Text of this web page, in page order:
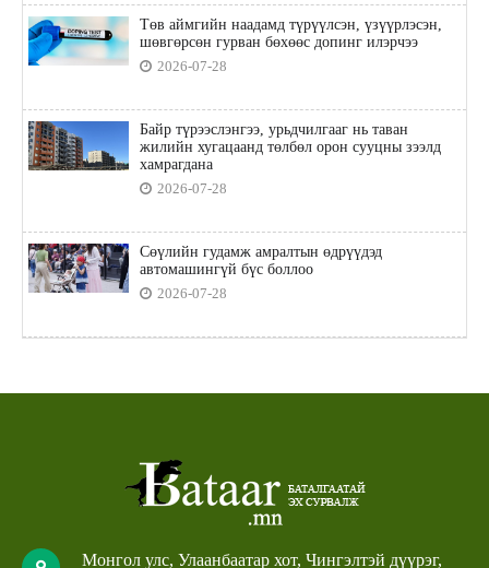
Төв аймгийн наадамд түрүүлсэн, үзүүрлэсэн,
шөвгөрсөн гурван бөхөөс допинг илэрчээ
2026-07-28
Байр түрээслэнгээ, урьдчилгааг нь таван
жилийн хугацаанд төлбөл орон сууцны зээлд
хамрагдана
2026-07-28
Сөүлийн гудамж амралтын өдрүүдэд
автомашингүй бүс боллоо
2026-07-28
Монгол улс, Улаанбаатар хот, Чингэлтэй дүүрэг,